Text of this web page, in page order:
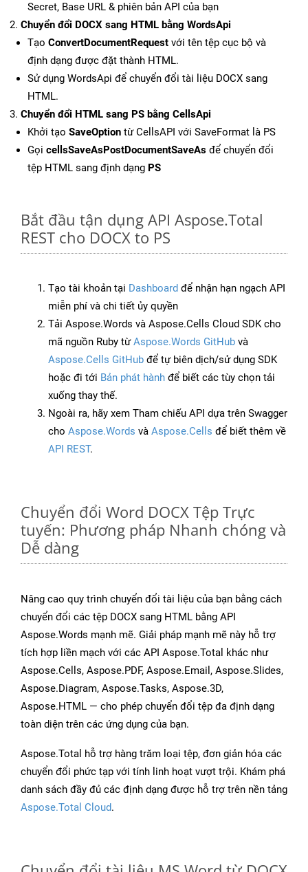
Secret, Base URL & phiên bản API của bạn
Chuyển đổi DOCX sang HTML bằng WordsApi
Tạo ConvertDocumentRequest với tên tệp cục bộ và
định dạng được đặt thành HTML.
Sử dụng WordsApi để chuyển đổi tài liệu DOCX sang
HTML.
Chuyển đổi HTML sang PS bằng CellsApi
Khởi tạo SaveOption từ CellsAPI với SaveFormat là PS
Gọi cellsSaveAsPostDocumentSaveAs để chuyển đổi
tệp HTML sang định dạng PS
Bắt đầu tận dụng API Aspose.Total
REST cho DOCX to PS
Tạo tài khoản tại Dashboard để nhận hạn ngạch API
miễn phí và chi tiết ủy quyền
Tải Aspose.Words và Aspose.Cells Cloud SDK cho
mã nguồn Ruby từAspose.Words GitHub và
Aspose.Cells GitHub để tự biên dịch/sử dụng SDK
hoặc đi tới Bản phát hành để biết các tùy chọn tải
xuống thay thế.
Ngoài ra, hãy xem Tham chiếu API dựa trên Swagger
cho Aspose.Words và Aspose.Cells để biết thêm về
API REST.
Chuyển đổi Word DOCX Tệp Trực
tuyến: Phương pháp Nhanh chóng và
Dễ dàng
Nâng cao quy trình chuyển đổi tài liệu của bạn bằng cách
chuyển đổi các tệp DOCX sang HTML bằng API
Aspose.Words mạnh mẽ. Giải pháp mạnh mẽ này hỗ trợ
tích hợp liền mạch với các API Aspose.Total khác như
Aspose.Cells, Aspose.PDF, Aspose.Email, Aspose.Slides,
Aspose.Diagram, Aspose.Tasks, Aspose.3D,
Aspose.HTML — cho phép chuyển đổi tệp đa định dạng
toàn diện trên các ứng dụng của bạn.
Aspose.Total hỗ trợ hàng trăm loại tệp, đơn giản hóa các
chuyển đổi phức tạp với tính linh hoạt vượt trội. Khám phá
danh sách đầy đủ các định dạng được hỗ trợ trên nền tảng
Aspose.Total Cloud.